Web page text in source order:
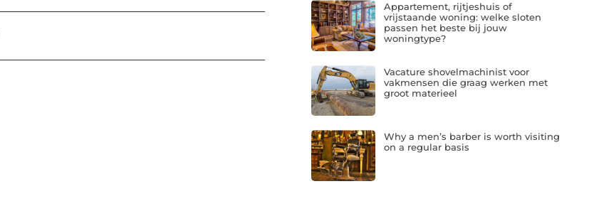
Appartement, rijtjeshuis of
vrijstaande woning: welke sloten
passen het beste bij jouw
woningtype?
Vacature shovelmachinist voor
vakmensen die graag werken met
groot materieel
Why a men’s barber is worth visiting
on a regular basis